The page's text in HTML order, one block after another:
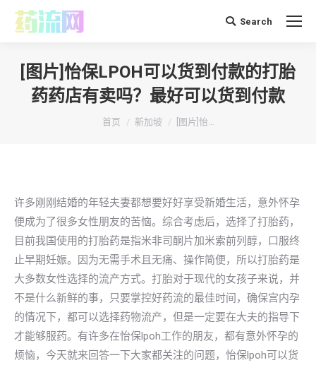
搜 Search
[图片]怡保LPOH可以货到付款的打胎
药药店有卖吗？最好可以货到付款
你在这里：
首页 新加坡 [图片]怡…
许多刚刚结婚的年轻夫妻都想要好好享受新婚生活，意外怀孕
便成为了很多女性朋友的苦恼。综合考虑后，选择了打胎药，
目前我国使用的打胎药是指米非司酮片加米索前列醇，口服终
止早期妊娠。因为无需手术且无痛、操作简便，所以打胎药是
大多数女性选择的流产方式。打胎对于现代的女孩子来说，并
不是什么新鲜的事，只要掌控好药流的最佳时间，确保宫内孕
的情况下，都可以选择药物流产，但是一定要在大夫的指导下
才能够服药。有许多在怡保lpoh工作的朋友，都有意外怀孕的
烦恼，今天就来回答一下大家都关注的问题，怡保lpoh可以货